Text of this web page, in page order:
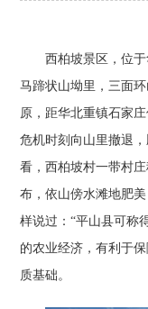
西柏坡景区，位
马蹄状山坳里，三面
原，距华北重镇石家
危机时刻向山里撤退
看，西柏坡村一带村
布，依山傍水滩地肥
样说过：“平山县可称
的农业经济，有利于
质基础。